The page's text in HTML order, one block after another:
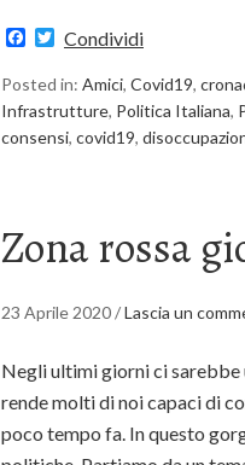
Facebook
Twitter
Condividi
Posted in: Amici, Covid19,
Infrastrutture, Politica Italiana,
consensi, covid19,
Zona rossa
23 Aprile 2020/Lascia un
Negli ultimi giorni ci sarebbe
rende molti di noi capaci di
poco tempo fa. In questo